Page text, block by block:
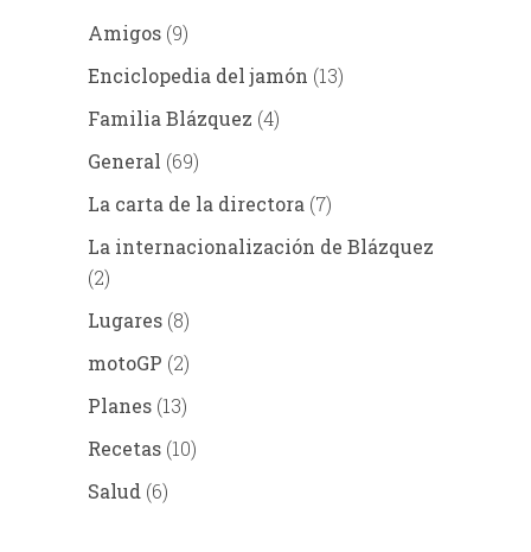
Amigos (9)
Enciclopedia del jamón (13)
Familia Blázquez (4)
General (69)
La carta de la directora (7)
La internacionalización de Blázquez
(2)
Lugares (8)
motoGP (2)
Planes (13)
Recetas (10)
Salud (6)